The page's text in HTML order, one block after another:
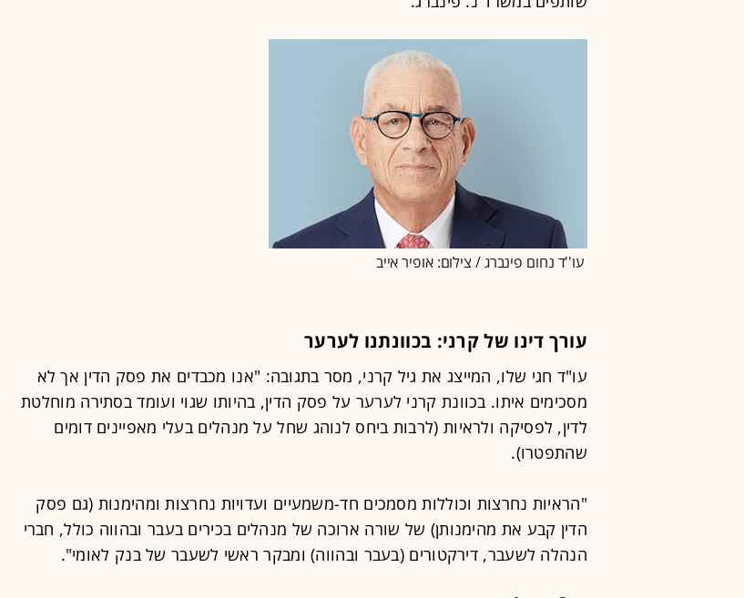
עו''ד נחום פינברג / צילום: אופיר אייב
עורך דינו של קרני: בכוונתנו לערער
עו"ד חגי שלו, המייצג את גיל קרני, מסר בתגובה: "אנו מכבדים את פסק הדין אך לא
מסכימים איתו. בכוונת קרני לערער על פסק הדין, בהיותו שגוי ועומד בסתירה מוחלטת
לדין, לפסיקה ולראיות (לרבות ביחס לנוהג שחל על מנהלים בעלי מאפיינים דומים
שהתפטרו).
"הראיות נחרצות וכוללות מסמכים חד-משמעיים ועדויות נחרצות ומהימנות (גם פסק
הדין קבע את מהימנותן) של שורה ארוכה של מנהלים בכירים בעבר ובהווה כולל, חברי
הנהלה לשעבר, דירקטורים (בעבר ובהווה) ומבקר ראשי לשעבר של בנק לאומי".